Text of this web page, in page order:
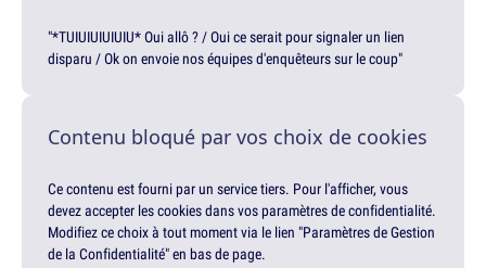
"*TUIUIUIUIUIU* Oui allô ? / Oui ce serait pour signaler un lien
disparu / Ok on envoie nos équipes d'enquêteurs sur le coup"
Contenu bloqué par vos choix de cookies
Ce contenu est fourni par un service tiers. Pour l'afficher, vous
devez accepter les cookies dans vos paramètres de confidentialité.
Modifiez ce choix à tout moment via le lien "Paramètres de Gestion
de la Confidentialité" en bas de page.